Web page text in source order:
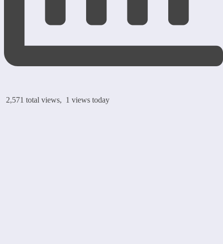
2,571 total views, 1 views today